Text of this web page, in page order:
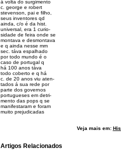
á volta do surgimento
c. george e robert
stevenson, pai e filho,
seus inventores qd
ainda, c/o é da hist.
universal, era 1 curio-
sidade de feira onde se
montava e desmontava
e q ainda nesse mm
sec. táva espalhado
por todo mundo é o
caso de portugal q
há 100 anos táva
todo coberto e q há
c. de 20 anos viu aten-
tados á sua rede por
parte dos governos
portugueses em detri-
mento das pops q se
manifestaram e foram
muito prejudicadas
Veja mais em:
Artigos Relacionados